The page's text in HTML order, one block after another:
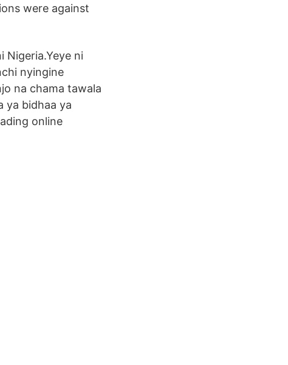
were against
Nigeria.Yeye ni
nyingine
na chama tawala
ya bidhaa ya
online